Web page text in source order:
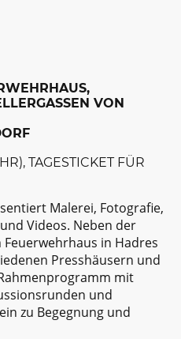
VON
TAGESTICKET FÜR
Malerei, Fotografie,
Videos. Neben der
in Hadres
Presshäusern und
mit
und
zu Begegnung und